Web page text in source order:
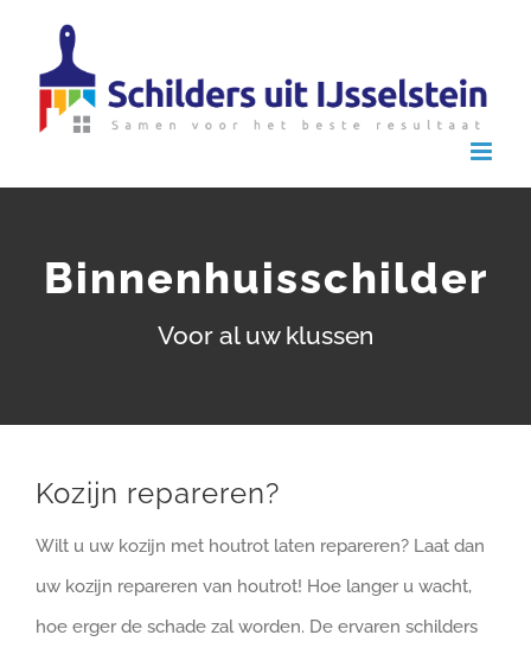
Binnenhuisschilder
Voor al uw klussen
Kozijn repareren?
Wilt u uw kozijn met houtrot laten repareren? Laat dan
uw kozijn repareren van houtrot! Hoe langer u wacht,
hoe erger de schade zal worden. De ervaren schilders